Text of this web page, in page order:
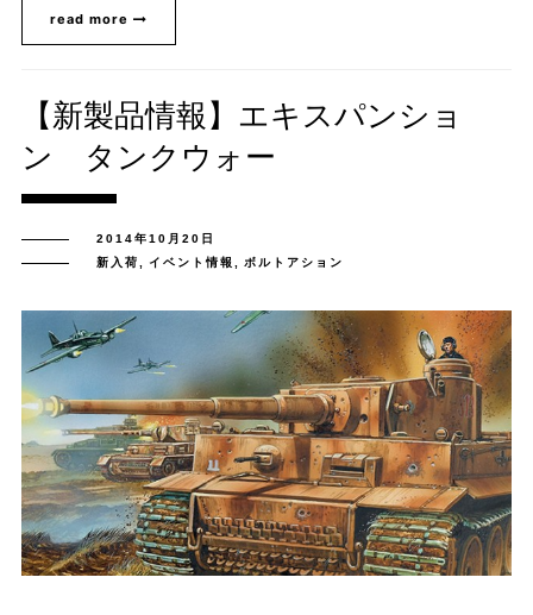
read more
【新製品情報】エキスパンショ
ン タンクウォー
2014年10月20日
新入荷
イベント情報 ボルトアション